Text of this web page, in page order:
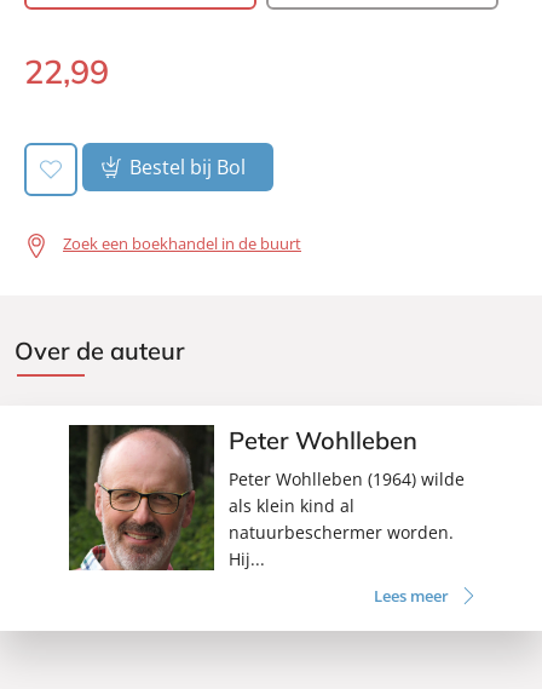
Verschijningsdatum:
Gebonden:
22,99
Bestel bij Bol
Zoek een boekhandel in de buurt
Over de auteur
Peter Wohlleben
Peter Wohlleben (1964) wilde
als klein kind al
natuurbeschermer worden.
Hij...
Lees meer